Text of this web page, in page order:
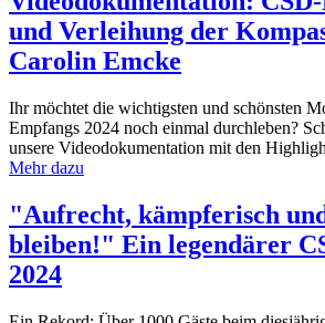
und Verleihung der
Carolin Emcke
Ihr möchtet die wichtigsten und schönsten
Empfangs 2024 noch einmal durchleben?
unsere Videodokumentation mit den
Mehr dazu
"Aufrecht, kämpferisch
bleiben!" Ein legendärer
2024